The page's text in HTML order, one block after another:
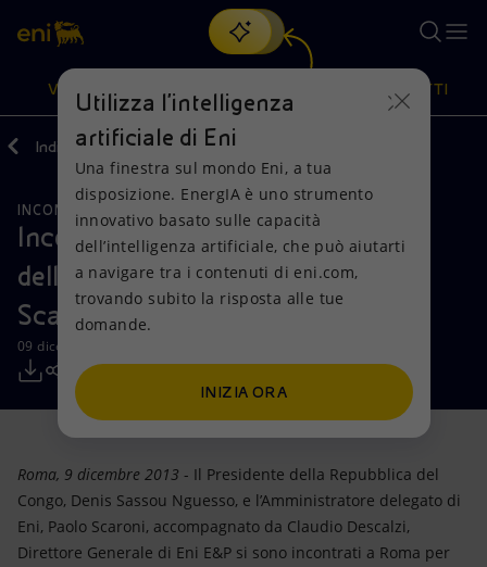
Cerca
scopri EnergIA, la nostra nuova soluzione di intelligenza
artificiale.
VISIONE
Visione
Mission e valori
Persone e Partnership
Net Zero
Modello satellitare
Energia accessibile
Innovazione
Azioni
Diversificazione energetica
Tecnologie per la transizione
Collaborazioni per l'innovazione
Attività nel mondo
PRODOTTI
Prodotti
Casa
Imprese
Mobilità
Indietro Media Comunicati Stampa
INCONTRI E ACCORDI
Incontro di lavoro tra il Presidente
della Repubblica del Congo e Paolo
Scaroni
09 dicembre 2013 - 10:36 CET
Roma, 9 dicembre 2013 - Il Presidente della Repubblica del
Congo, Denis Sassou Nguesso, e l’Amministratore delegato di
Eni, Paolo Scaroni, accompagnato da Claudio Descalzi,
Direttore Generale di Eni E&P si sono incontrati a Roma per
Utilizza l'intelligenza
artificiale di Eni
Una finestra sul mondo Eni, a tua
disposizione. EnergIA è uno strumento
innovativo basato sulle capacità
dell’intelligenza artificiale, che può aiutarti
a navigare tra i contenuti di eni.com,
trovando subito la risposta alle tue
domande.
INIZIA ORA